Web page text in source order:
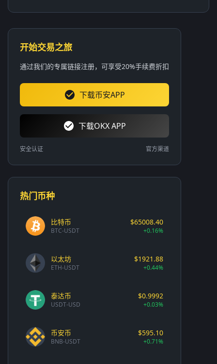
开始交易之旅
通过我们的专属链接注册，可享受20%手续费折扣
下载币安APP
下载OKX APP
安全认证 官方渠道
热门币种
比特币
BTC-USDT
$65008.40
+0.16%
以太坊
ETH-USDT
$1921.88
+0.44%
泰达币
USDT-USD
$0.9992
+0.03%
币安币
BNB-USDT
$595.10
+0.71%